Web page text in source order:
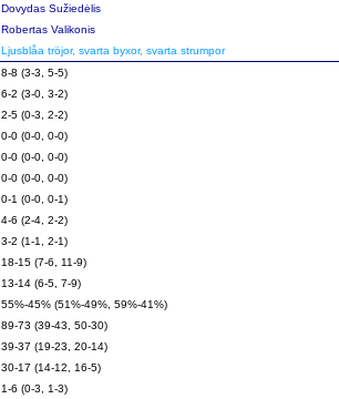
Dovydas Sužiedėlis
Robertas Valikonis
Ljusblåa tröjor, svarta byxor, svarta strumpor
8-8 (3-3, 5-5)
6-2 (3-0, 3-2)
2-5 (0-3, 2-2)
0-0 (0-0, 0-0)
0-0 (0-0, 0-0)
0-0 (0-0, 0-0)
0-1 (0-0, 0-1)
4-6 (2-4, 2-2)
3-2 (1-1, 2-1)
18-15 (7-6, 11-9)
13-14 (6-5, 7-9)
55%-45% (51%-49%, 59%-41%)
89-73 (39-43, 50-30)
39-37 (19-23, 20-14)
30-17 (14-12, 16-5)
1-6 (0-3, 1-3)